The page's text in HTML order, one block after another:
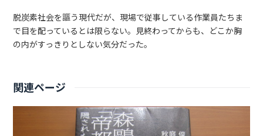
脱炭素社会を謳う現代だが、現場で従事している作業員たちま
で目を配っているとは限らない。見終わってからも、どこか胸
の内がすっきりとしない気分だった。
関連ページ